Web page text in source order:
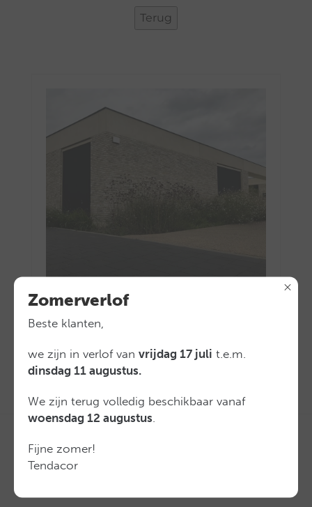
Zomerverlof
Beste klanten,
we zijn in verlof van vrijdag 17 juli t.e.m.
dinsdag 11 augustus.
We zijn terug volledig beschikbaar vanaf
woensdag 12 augustus
Fijne zomer!
Tendacor